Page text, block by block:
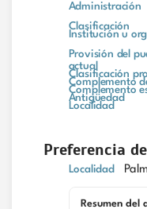
Administración
Clasificación
Institución u
Provisión del
actual
Clasificación
Complemento
Complemento
Antigüedad
Localidad
Preferencia
Localidad
Resumen del